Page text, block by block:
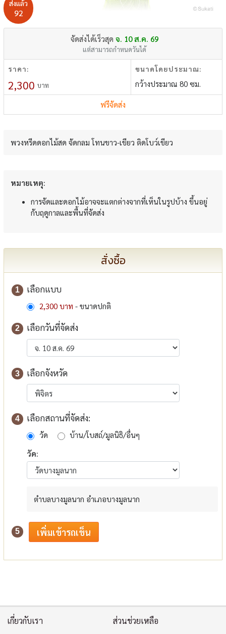
ส่งแล้ว
92
จัดส่งได้เร็วสุด จ. 10 ส.ค. 69
แต่สามารถกำหนดวันได้
ราคา:
2,300 บาท
ขนาดโดยประมาณ:
กว้างประมาณ 80 ซม.
ฟรีจัดส่ง
พวงหรีดดอกไม้สด จัดกลม โทนขาว-เขียว ติดโบว์เขียว
หมายเหตุ:
การจัดและดอกไม้อาจจะแตกต่างจากที่เห็นในรูปบ้าง ขึ้นอยู่
กับฤดูกาลและพื้นที่จัดส่ง
สั่งซื้อ
1 เลือกแบบ
2,300 บาท - ขนาดปกติ
2 เลือกวันที่จัดส่ง
3 เลือกจังหวัด
4 เลือกสถานที่จัดส่ง:
วัด
บ้าน/โบสถ์/มูลนิธิ/อื่นๆ
วัด:
ตำบลบางมูลนาก อำเภอบางมูลนาก
5
เกี่ยวกับเรา ส่วนช่วยเหลือ